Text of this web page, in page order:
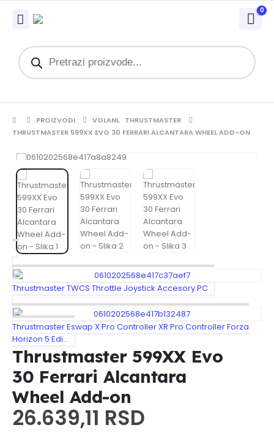
0
PROIZVODI VOLANI, THRUSTMASTER
THRUSTMASTER 599XX EVO 30 FERRARI ALCANTARA WHEEL ADD-ON
Thrustmaster TWCS Throttle Joystick Accesory PC
Thrustmaster Eswap X Pro Controller XR Pro Controller Forza
Horizon 5 Edi…
Thrustmaster 599XX Evo
30 Ferrari Alcantara
Wheel Add-on
26.639,11 RSD